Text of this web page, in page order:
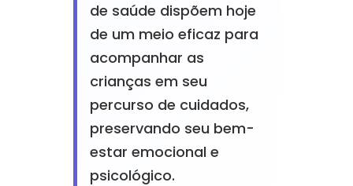
de saúde dispõem hoje
de um meio eficaz para
acompanhar as
crianças em seu
percurso de cuidados,
preservando seu bem-
estar emocional e
psicológico.